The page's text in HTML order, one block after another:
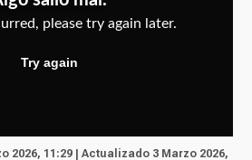
2026, 11:29 | Actualizado 3 Marzo 2026,